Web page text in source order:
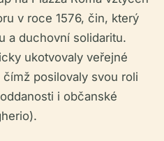
v roce 1576, čin, který
a duchovní solidaritu.
ukotvovaly veřejné
posilovaly svou roli
i občanské